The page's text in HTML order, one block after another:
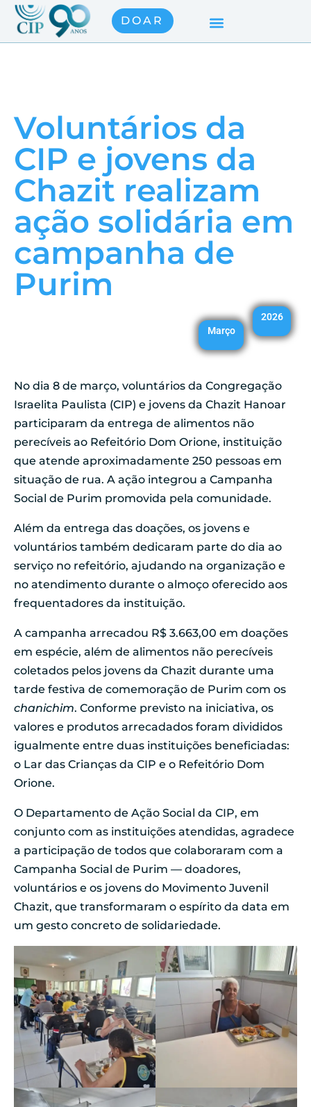
DOAR
Voluntários da
CIP e jovens da
Chazit realizam
ação solidária em
campanha de
Purim
Março
2026
No dia 8 de março, voluntários da Congregação
Israelita Paulista (CIP) e jovens da Chazit Hanoar
participaram da entrega de alimentos não
perecíveis ao Refeitório Dom Orione, instituição
que atende aproximadamente 250 pessoas em
situação de rua. A ação integrou a Campanha
Social de Purim promovida pela comunidade.
Além da entrega das doações, os jovens e
voluntários também dedicaram parte do dia ao
serviço no refeitório, ajudando na organização e
no atendimento durante o almoço oferecido aos
frequentadores da instituição.
A campanha arrecadou R$ 3.663,00 em doações
em espécie, além de alimentos não perecíveis
coletados pelos jovens da Chazit durante uma
tarde festiva de comemoração de Purim com os
chanichim. Conforme previsto na iniciativa, os
valores e produtos arrecadados foram divididos
igualmente entre duas instituições beneficiadas:
o Lar das Crianças da CIP e o Refeitório Dom
Orione.
O Departamento de Ação Social da CIP, em
conjunto com as instituições atendidas, agradece
a participação de todos que colaboraram com a
Campanha Social de Purim — doadores,
voluntários e os jovens do Movimento Juvenil
Chazit, que transformaram o espírito da data em
um gesto concreto de solidariedade.